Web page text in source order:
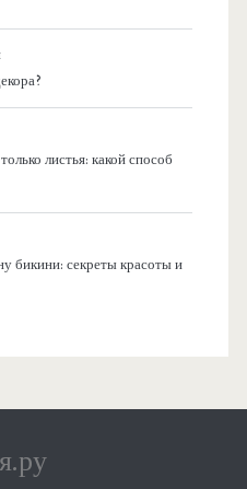
листья: какой способ
бикини: секреты красоты и